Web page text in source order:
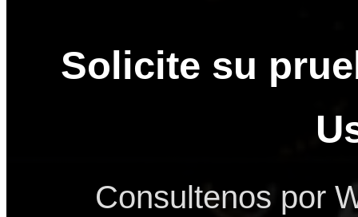
Solicite su
Consultenos por